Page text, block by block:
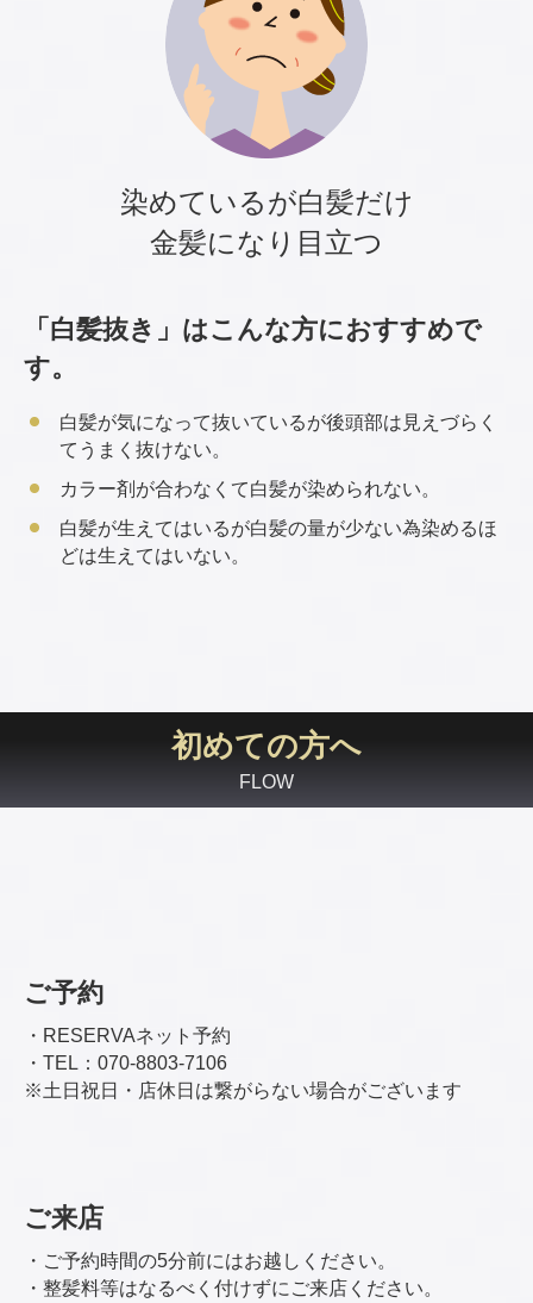
染めているが白髪だけ
金髪になり目立つ
「白髪抜き」はこんな方におすすめで
す。
白髪が気になって抜いているが後頭部は見えづらく
てうまく抜けない。
カラー剤が合わなくて白髪が染められない。
白髪が生えてはいるが白髪の量が少ない為染めるほ
どは生えてはいない。
初めての方へ
FLOW
ご予約
・RESERVAネット予約
・TEL：070-8803-7106
※土日祝日・店休日は繋がらない場合がございます
ご来店
・ご予約時間の5分前にはお越しください。
・整髪料等はなるべく付けずにご来店ください。